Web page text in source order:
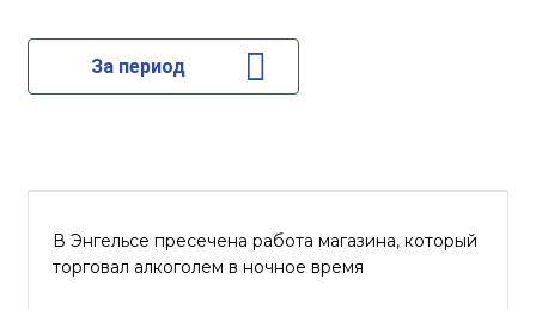
За период
В Энгельсе пресечена работа магазина, который
торговал алкоголем в ночное время